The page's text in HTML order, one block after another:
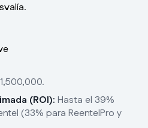
(ROI): Hasta el 39%
(33% para ReentelPro y